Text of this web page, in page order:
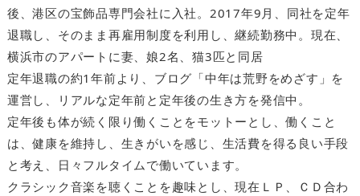
後、港区の宝飾品専門会社に入社。2017年9月、同社を定年
退職し、そのまま再雇用制度を利用し、継続勤務中。現在、
横浜市のアパートに妻、娘2名、猫3匹と同居
定年退職の約1年前より、ブログ「中年は荒野をめざす」を
運営し、リアルな定年前と定年後の生き方を発信中。
定年後も体が続く限り働くことをモットーとし、働くこと
は、健康を維持し、生きがいを感じ、生活費を得る良い手段
と考え、日々フルタイムで働いています。
クラシック音楽を聴くことを趣味とし、現在ＬＰ、ＣＤ合わ